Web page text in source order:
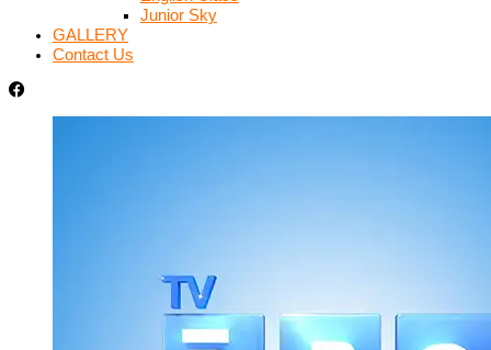
Junior Sky
GALLERY
Contact Us